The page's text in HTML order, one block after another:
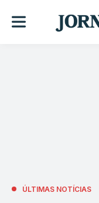
ÚLTIMAS NOTÍCIAS